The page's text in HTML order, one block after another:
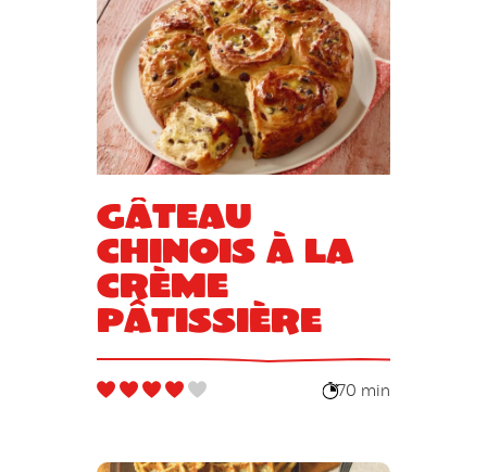
Gâteau
chinois à la
crème
pâtissière
70 min